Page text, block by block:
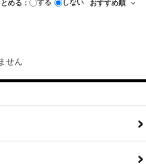
める： する しない
せん